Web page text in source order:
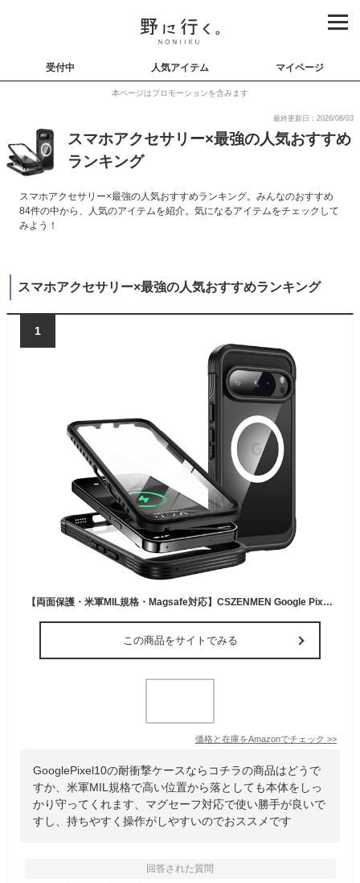
受付中 人気アイテム マイページ
本ページはプロモーションを含みます
最終更新日：2026/08/03
スマホアクセサリー×最強の人気おすすめ
ランキング
スマホアクセサリー×最強の人気おすすめランキング。みんなのおすすめ
84件の中から、人気のアイテムを紹介。気になるアイテムをチェックして
みよう！
スマホアクセサリー×最強の人気おすすめランキング
1
【両面保護・米軍MIL規格・Magsafe対応】CSZENMEN Google Pixel 10/10 Pro 用 ケース マグネット搭載 [本体の色・ソフトシリカゲルバンパー]耐衝撃 ワイヤレス充電対応 黄変防止[内蔵型スクリーンプロテクター・極透明9H強化ガラス]防塵 指紋防止 マグセーフ対応 スマホケース ピクセル10/10プロ カバー「ブラック」
この商品をサイトでみる
価格と在庫をAmazonでチェック >>
GooglePixel10の耐衝撃ケースならコチラの商品はどうで
すか、米軍MIL規格で高い位置から落としても本体をしっ
かり守ってくれます、マグセーフ対応で使い勝手が良いで
すし、持ちやすく操作がしやすいのでおススメです
回答された質問